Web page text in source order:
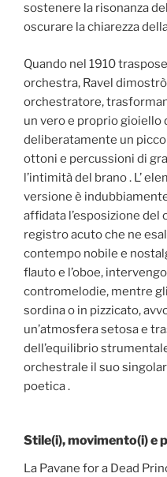
sostenere la risonanza
oscurare la chiarezza
Quando nel 1910
orchestra, Ravel
orchestratore,
un vero e proprio gioiello
deliberatamente un
ottoni e percussioni di
l’intimità del brano . L’
versione è
affidata l’esposizione
registro acuto che ne
contempo nobile e
flauto e l’oboe,
contromelodie, mentre
sordina o in pizzicato,
un’atmosfera setosa e
dell’equilibrio
orchestrale il suo
poetica .
Stile(i), movimento(i) e
La Pavane for a Dead